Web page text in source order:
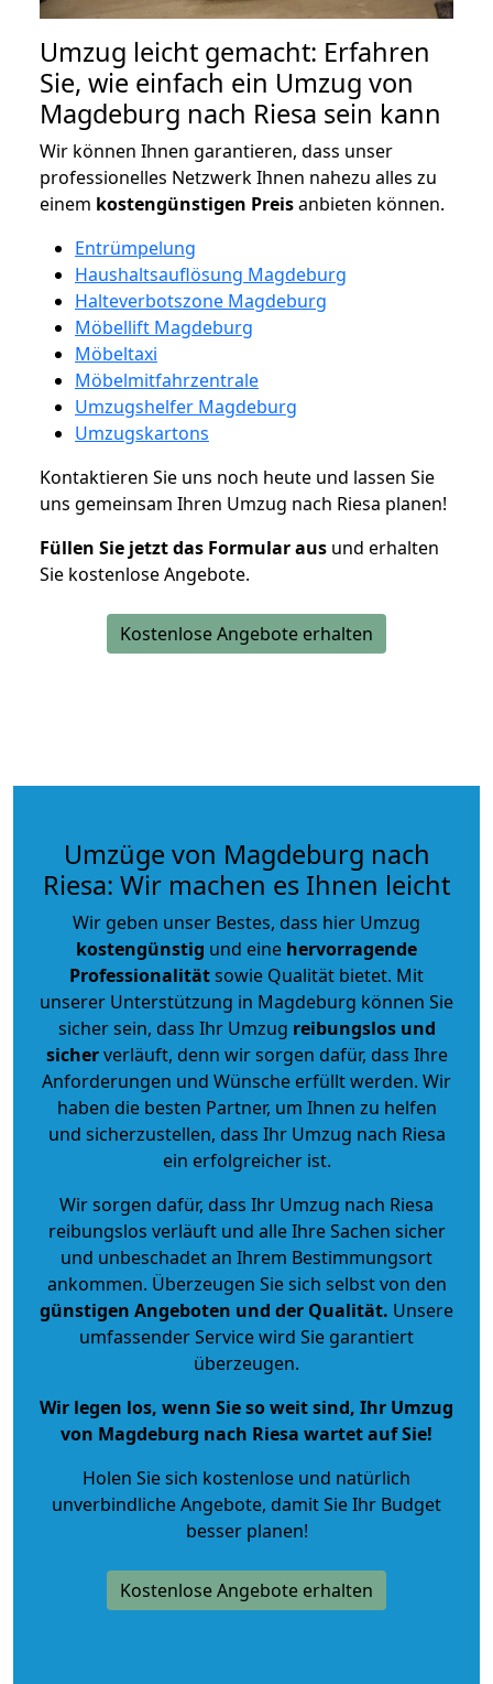
Umzug leicht gemacht: Erfahren
Sie, wie einfach ein Umzug von
Magdeburg nach Riesa sein kann
Wir können Ihnen garantieren, dass unser
professionelles Netzwerk Ihnen nahezu alles zu
einem kostengünstigen Preisanbieten können.
Entrümpelung
Haushaltsauflösung Magdeburg
Halteverbotszone Magdeburg
Möbellift Magdeburg
Möbeltaxi
Möbelmitfahrzentrale
Umzugshelfer Magdeburg
Umzugskartons
Kontaktieren Sie uns noch heute und lassen Sie
uns gemeinsam Ihren Umzug nach Riesa planen!
Füllen Sie jetzt das Formular aus und erhalten
Sie kostenlose Angebote.
Kostenlose Angebote erhalten
Umzüge von Magdeburg nach
Riesa: Wir machen es Ihnen leicht
Wir geben unser Bestes, dass hier Umzug
kostengünstig und eine hervorragende
Professionalitätsowie Qualität bietet. Mit
unserer Unterstützung in Magdeburg können Sie
sicher sein, dass Ihr Umzug reibungslos und
sicherverläuft, denn wir sorgen dafür, dass Ihre
Anforderungen und Wünsche erfüllt werden. Wir
haben die besten Partner, um Ihnen zu helfen
und sicherzustellen, dass Ihr Umzug nach Riesa
ein erfolgreicher ist.
Wir sorgen dafür, dass Ihr Umzug nach Riesa
reibungslos verläuft und alle Ihre Sachen sicher
und unbeschadet an Ihrem Bestimmungsort
ankommen. Überzeugen Sie sich selbst von den
günstigen Angeboten und der Qualität. Unsere
umfassender Service wird Sie garantiert
überzeugen.
Wir legen los, wenn Sie so weit sind, Ihr Umzug
von Magdeburg nach Riesa wartet auf Sie!
Holen Sie sich kostenlose und natürlich
unverbindliche Angebote, damit Sie Ihr Budget
besser planen!
Kostenlose Angebote erhalten